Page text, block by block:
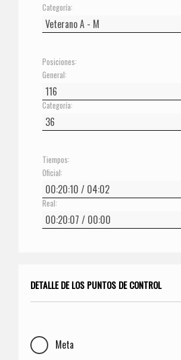
Categoría:
Posiciones:
General:
Categoría:
Tiempos:
Oficial:
Real:
DETALLE DE LOS PUNTOS DE CONTROL
Meta